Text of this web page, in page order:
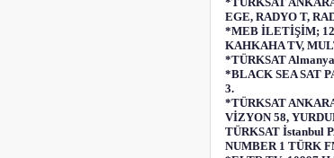
EGE, RADYO T,
*MEB İLETİŞİM;
KAHKAHA TV,
*TÜRKSAT
*BLACK SEA SAT
3.
*TÜRKSAT
VİZYON 58,
TÜRKSAT İstanbul
NUMBER 1 TÜRK